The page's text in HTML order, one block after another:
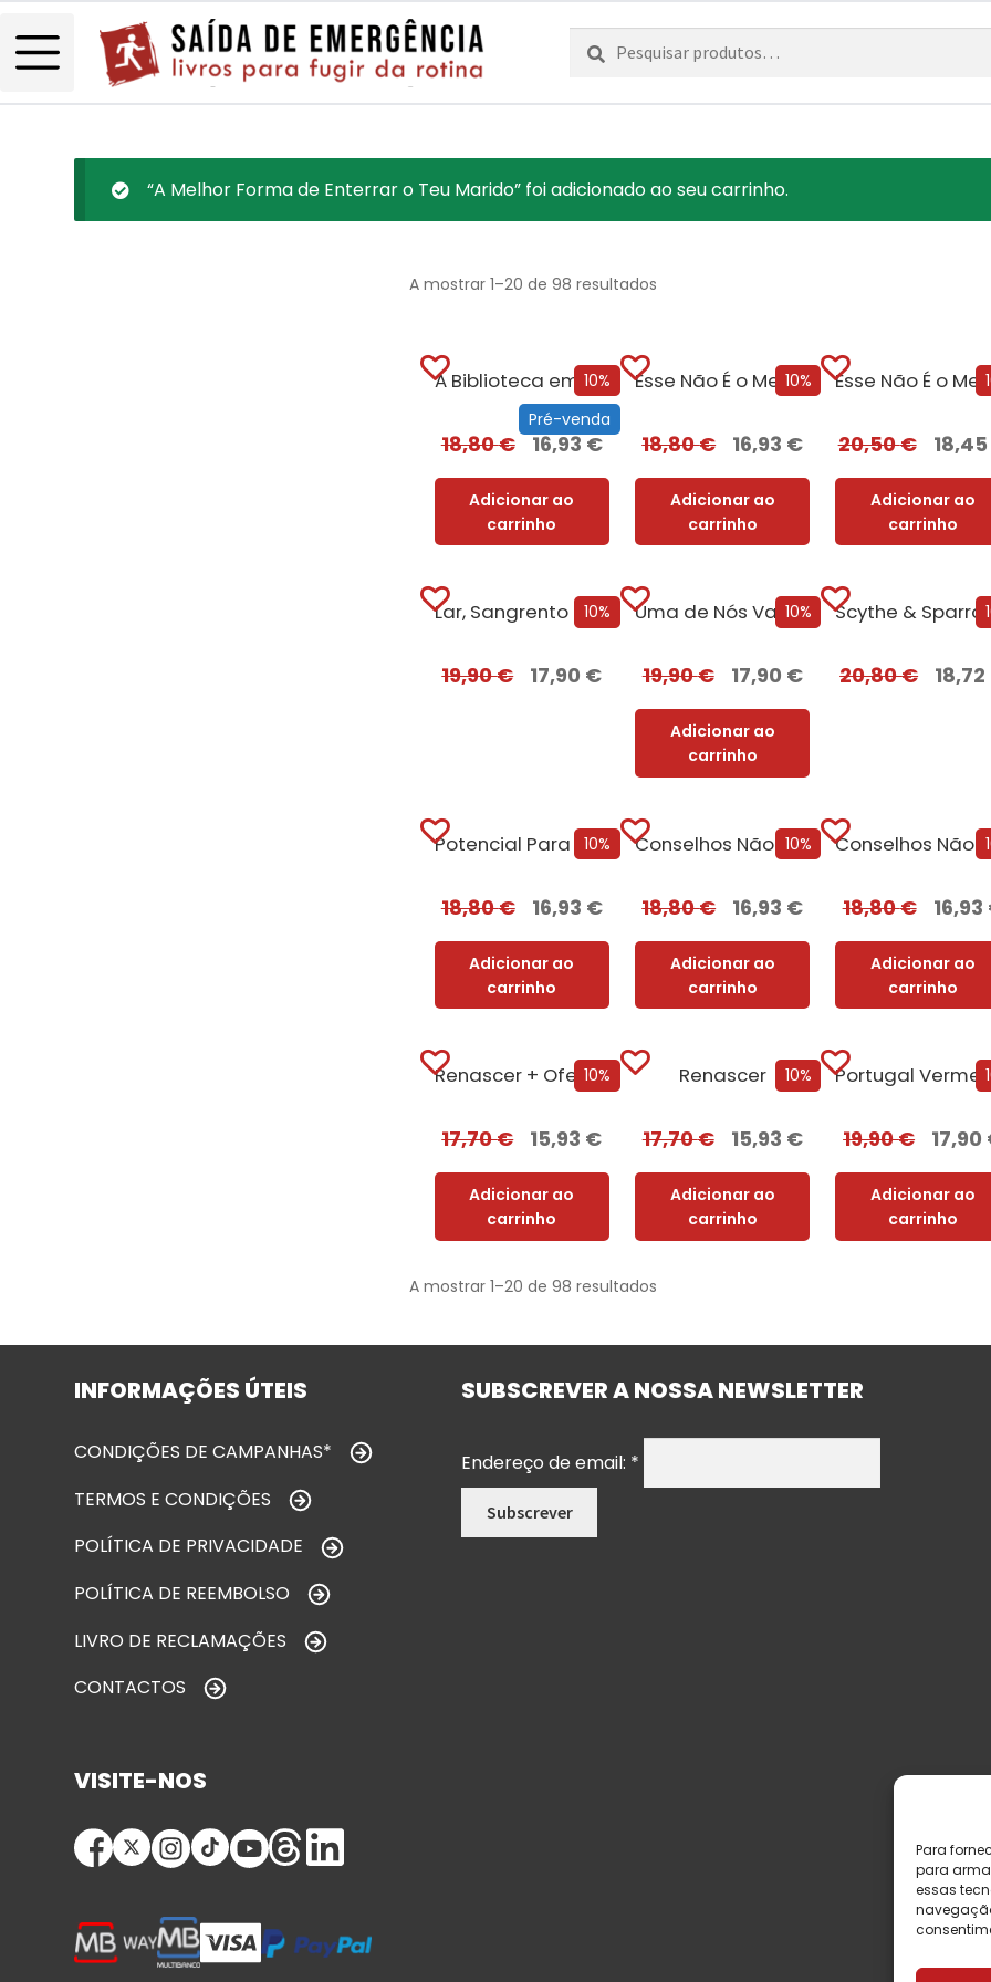
Para
para
essas
Pesquisar
por:
Pesquisa
“A Melhor Forma de Enterrar o Teu Marido” foi adicionado ao seu carrinho.
A mostrar 1–20 de 98 resultados
10%
Pré-venda
A Biblioteca em Chamas
18,80€ 16,93€
Adicionar ao
carrinho
10%
Esse Não É o Meu Nome
18,80€ 16,93 €
Adicionar ao
carrinho
20,50€ 18,45
Adicionar ao
carrinho
10%
Lar, Sangrento Lar – Edição com EDGES
19,90€ 17,90 €
10%
Uma de Nós Vai Morrer
19,90€ 17,90 €
Adicionar ao
carrinho
20,80€ 18,72
10%
Potencial Para Matar
18,80€ 16,93 €
Adicionar ao
carrinho
10%
Conselhos Não Solicitados de Vera Wong para Assassinos + Oferta O Sacrifício da Rainha
18,80€ 16,93 €
Adicionar ao
carrinho
18,80€ 16,93
Adicionar ao
carrinho
10%
Renascer + Oferta Corpus
17,70€ 15,93 €
Adicionar ao
carrinho
10%
Renascer
17,70€ 15,93 €
Adicionar ao
carrinho
19,90€ 17,90
Adicionar ao
carrinho
A mostrar 1–20 de 98 resultados
INFORMAÇÕES ÚTEIS
CONDIÇÕES DE CAMPANHAS*
TERMOS E CONDIÇÕES
POLÍTICA DE PRIVACIDADE
POLÍTICA DE REEMBOLSO
LIVRO DE RECLAMAÇÕES
CONTACTOS
SUBSCREVER A NOSSA NEWSLETTER
Endereço de email: *
VISITE-NOS